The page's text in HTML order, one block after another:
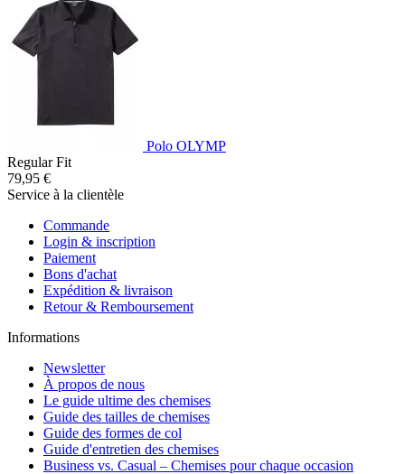
Polo OLYMP
Regular Fit
79,95 €
Service à la clientèle
Commande
Login & inscription
Paiement
Bons d'achat
Expédition & livraison
Retour & Remboursement
Informations
Newsletter
À propos de nous
Le guide ultime des chemises
Guide des tailles de chemises
Guide des formes de col
Guide d'entretien des chemises
Business vs. Casual – Chemises pour chaque occasion